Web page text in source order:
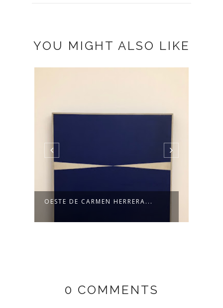
YOU MIGHT ALSO LIKE
CARLOS GALLARDO, DE DÍA Y
0 COMMENTS